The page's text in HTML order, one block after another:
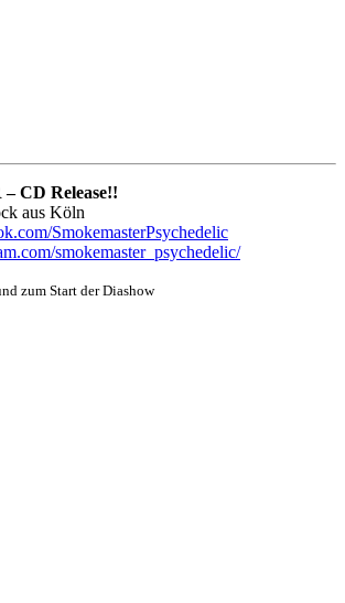
CD Release!!
aus Köln
SmokemasterPsychedelic
smokemaster_psychedelic/
zum Start der Diashow